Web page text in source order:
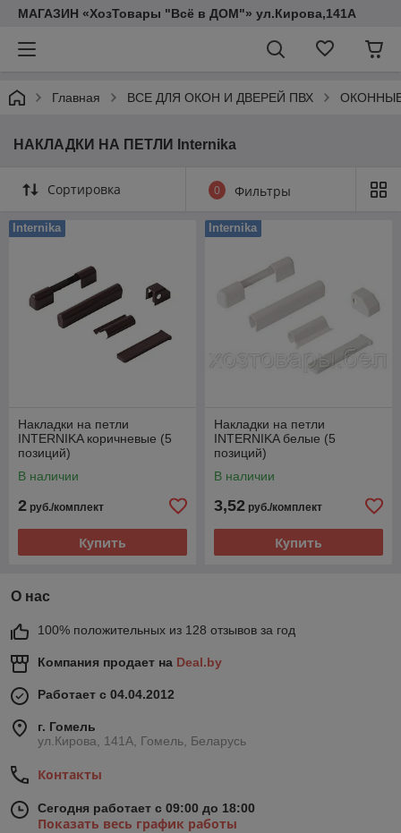
МАГАЗИН «ХозТовары "Всё в ДОМ"» ул.Кирова,141А
Главная ВСЕ ДЛЯ ОКОН И ДВЕРЕЙ ПВХ
НАКЛАДКИ НА ПЕТЛИ Internika
Сортировка 0 Фильтры
Internika
Накладки на петли
INTERNIKA коричневые (5
позиций)
В наличии
2 руб./комплект
Купить
Internika
Накладки на петли
INTERNIKA белые (5
позиций)
В наличии
3,52 руб./комплект
Купить
О нас
100% положительных из 128 отзывов за год
Компания продает на Deal.by
Работает с 04.04.2012
г. Гомель
ул.Кирова, 141А, Гомель, Беларусь
Контакты
Сегодня работает с 09:00 до 18:00
Показать весь график работы